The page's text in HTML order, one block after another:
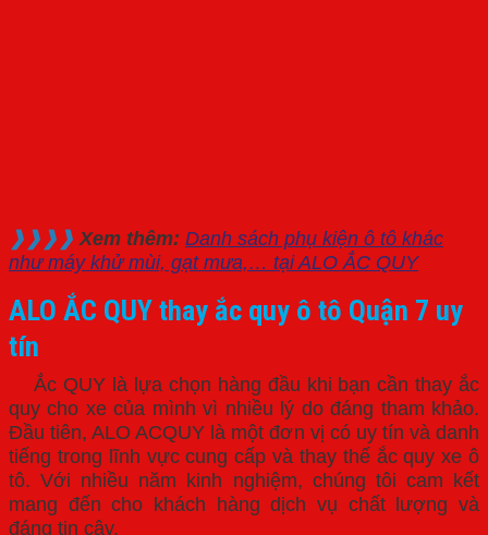
❱❱❱❱ Xem thêm: Danh sách phụ kiện ô tô khác
như máy khử mùi, gạt mưa,… tại ALO ẮC QUY
ALO ẮC QUY thay ắc quy ô tô Quận 7 uy
tín
Ắc QUY là lựa chọn hàng đầu khi bạn cần thay ắc
quy cho xe của mình vì nhiều lý do đáng tham khảo.
Đầu tiên, ALO ACQUY là một đơn vị có uy tín và danh
tiếng trong lĩnh vực cung cấp và thay thế ắc quy xe ô
tô. Với nhiều năm kinh nghiệm, chúng tôi cam kết
mang đến cho khách hàng dịch vụ chất lượng và
đáng tin cậy.